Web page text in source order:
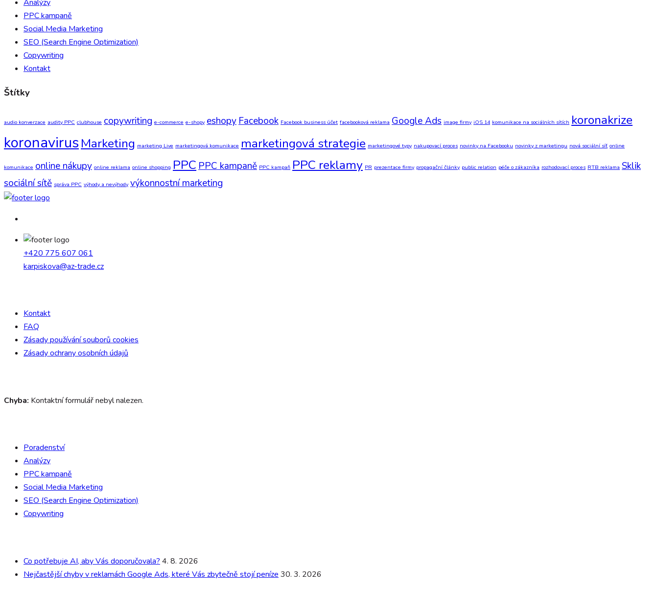
Analýzy
PPC kampaně
Social Media Marketing
SEO (Search Engine Optimization)
Copywriting
Kontakt
Štítky
audio konverzace audity PPC clubhouse copywriting e-commerce e-shopy eshopy Facebook Facebook business účet facebooková reklama Google Ads image firmy iOS 14 komunikace na sociálních sítích koronakrize
koronavirus Marketing marketing Live marketingová komunikace marketingová strategie marketingové typy nakupovací proces novinky na Facebooku novinky z marketingu nová sociální síť online
komunikace online nákupy online reklama online shopping PPC PPC kampaně PPC kampaň PPC reklamy PR prezentace firmy propagační články public relation péče o zákazníka rozhodovací proces RTB reklama Sklik
sociální sítě správa PPC výhody a nevýhody výkonnostní marketing
+420 775 607 061
karpiskova@az-trade.cz
Kontakt
FAQ
Zásady používání souborů cookies
Zásady ochrany osobních údajů
Chyba: Kontaktní formulář nebyl nalezen.
Poradenství
Analýzy
PPC kampaně
Social Media Marketing
SEO (Search Engine Optimization)
Copywriting
Co potřebuje AI, aby Vás doporučovala? 4. 8. 2026
Nejčastější chyby v reklamách Google Ads, které Vás zbytečně stojí peníze 30. 3. 2026